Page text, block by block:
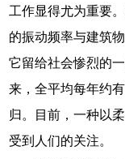
工作显得尤为重要
的振动频率与建筑
它留给社会惨烈的
来，全平均每年约
归。目前，一种以
受到人们的关注。